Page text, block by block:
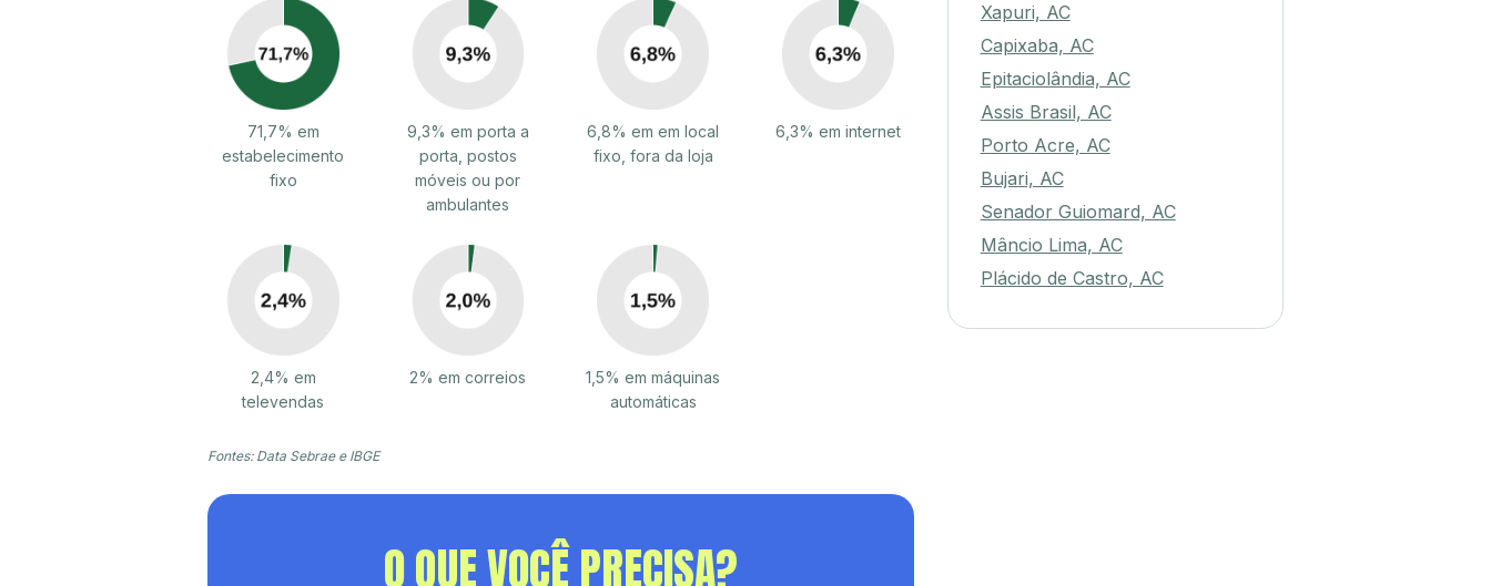
71,7% em
estabelecimento
fixo
9,3% em porta a
porta, postos
móveis ou por
ambulantes
6,8% em em local
fixo, fora da loja
6,3% em internet
2,4% em
televendas
2% em correios
1,5% em máquinas
automáticas
Fontes: Data Sebrae e IBGE
O QUE VOCÊ PRECISA?
Xapuri, AC
Capixaba, AC
Epitaciolândia, AC
Assis Brasil, AC
Porto Acre, AC
Bujari, AC
Senador Guiomard, AC
Mâncio Lima, AC
Plácido de Castro, AC